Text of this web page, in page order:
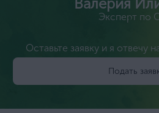
Эксперт по
Оставьте заявку и я отвечу
Подать